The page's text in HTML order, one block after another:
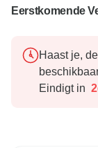
Eerstkomende
Haast je,
Eindigt in 2